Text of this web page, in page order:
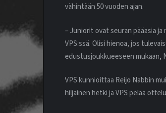
vähintään 50 vuoden ajan.
– Juniorit ovat seuran pääasia
VPS:ssä. Olisi hienoa, jos
edustusjoukkueeseen mukaan,
VPS kunnioittaa Reijo Nabbin
hiljainen hetki ja VPS pelaa